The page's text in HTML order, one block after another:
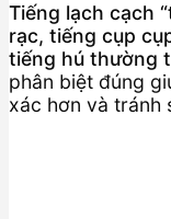
Tiếng lạch cạch
rạc, tiếng cụp
tiếng hú thường
phân biệt đúng
xác hơn và tránh